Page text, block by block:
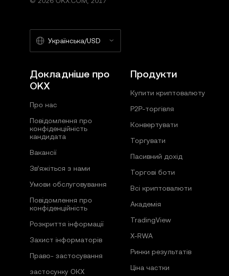
Українська/USD
Докладніше про
OKX
Про нас
Повідомлення про
конфіденційність
кандидата
Вакансії
Зв’яжіться з нами
Умови обслуговування
Повідомлення про
конфіденційність
Розкриття інформації
Захист інформаторів
Право- застосування
застосунку ОКХ
Продукти
Купити криптовалюту
P2P-торгівля
Конвертувати
Торгувати
Пасивний дохід
Торгові боти
Всі криптовалюти
Академія
TradingView
X-RWA
Ринки результатів
Ціна частки